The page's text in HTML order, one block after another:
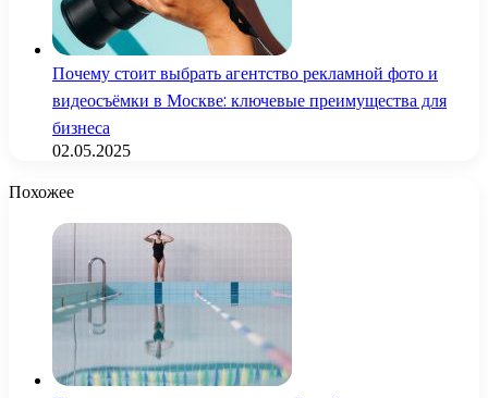
Почему стоит выбрать агентство рекламной фото и
видеосъёмки в Москве: ключевые преимущества для
бизнеса
02.05.2025
Похожее